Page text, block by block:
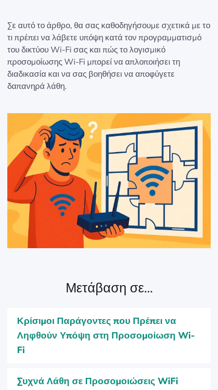
Σε αυτό το άρθρο, θα σας καθοδηγήσουμε σχετικά με το
τι πρέπει να λάβετε υπόψη κατά τον προγραμματισμό
του δικτύου Wi-Fi σας και πώς το λογισμικό
προσομοίωσης Wi-Fi μπορεί να απλοποιήσει τη
διαδικασία και να σας βοηθήσει να αποφύγετε
δαπανηρά λάθη.
Μετάβαση σε...
Κρίσιμοι Παράγοντες που Πρέπει να
Ληφθούν Υπόψη στη Προσομοίωση Wi-
Fi
Συχνά Λάθη σε Προσομοιώσεις WiFi